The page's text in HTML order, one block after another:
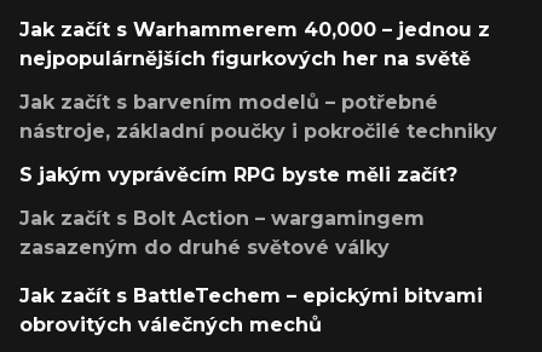
Jak začít s Warhammerem 40,000 – jednou z
nejpopulárnějších figurkových her na světě
Jak začít s barvením modelů – potřebné
nástroje, základní poučky i pokročilé techniky
S jakým vyprávěcím RPG byste měli začít?
Jak začít s Bolt Action – wargamingem
zasazeným do druhé světové války
Jak začít s BattleTechem – epickými bitvami
obrovitých válečných mechů